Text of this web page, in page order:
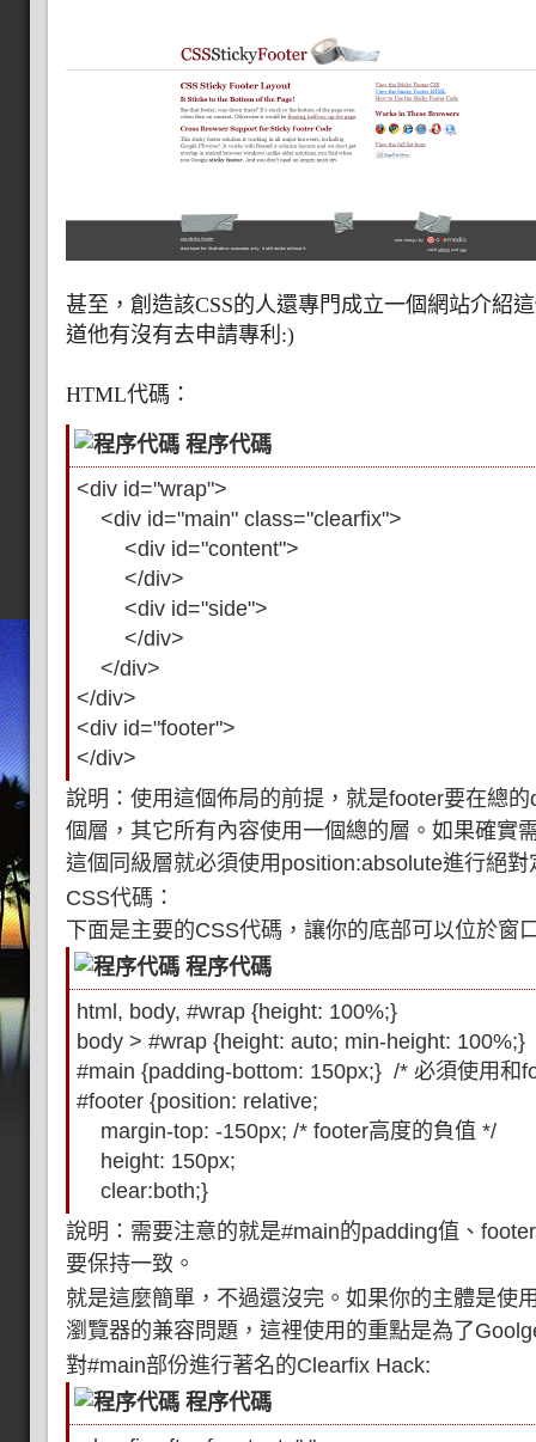
甚至，創造該CSS的人還專門成立一個網站介紹
道他有沒有去申請專利:)
HTML代碼：
程序代碼
<div id="wrap">
<div id="main" class="clearfix">
<div id="content">
</div>
<div id="side">
</div>
</div>
</div>
<div id="footer">
</div>
說明：使用這個佈局的前提，就是footer要在總
個層，其它所有內容使用一個總的層。如果確實
這個同級層就必須使用position:absolute進行絕對
CSS代碼：
下面是主要的CSS代碼，讓你的底部可以位於窗
程序代碼
html, body, #wrap {height: 100%;}
body > #wrap {height: auto; min-height: 100%;}
#main {padding-bottom: 150px;} /* 必須使用和
#footer {position: relative;
margin-top: -150px; /* footer高度的負值 */
height: 150px;
clear:both;}
說明：需要注意的就是#main的padding值、
要保持一致。
就是這麼簡單，不過還沒完。如果你的主體是使
瀏覽器的兼容問題，這裡使用的重點是為了
對#main部份進行著名的Clearfix Hack:
程序代碼